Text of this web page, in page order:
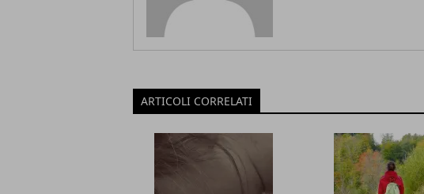
ARTICOLI CORRELATI